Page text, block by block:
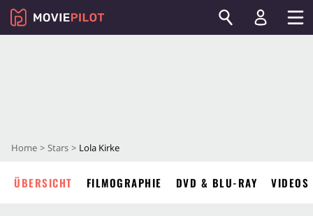
Home Stars Lola Kirke
ÜBERSICHT FILMOGRAPHIE DVD & BLU-RAY VIDEOS